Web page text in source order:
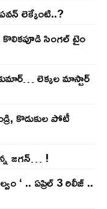
లెక్కేంటి..?
సింగ‌ల్ టైం
లెక్క‌ల మాస్టార్
కొడుకుల పోటీ
జ‌గ‌న్‌… !
‘ .. ఏప్రిల్ 3 రిలీజ్ ..